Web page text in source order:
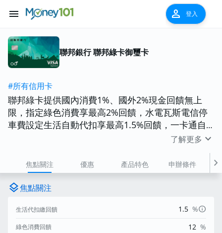
menu person 登入
聯邦銀行 聯邦綠卡御璽卡
#所有信用卡
聯邦綠卡提供國內消費1%、國外2%現金回饋無上
限，指定綠色消費享最高2%回饋，水電瓦斯電信停
車費設定生活自動代扣享最高1.5%回饋，一卡通自
動加值享筆筆2%% iPASS MONEY儲值金回饋無上
時免費市區停車優惠。
了解更多 expand_more
焦點關注 優惠 產品特色 申辦條件
chevron_right
layers焦點關注
生活代扣繳回饋 1.5 %info
綠色消費回饋 12 %